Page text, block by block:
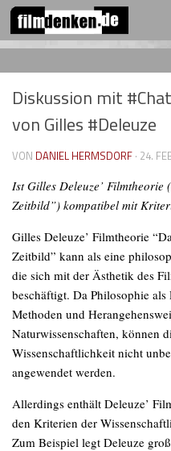
Zum Inhalt springenFOLGEN:
Diskussion mit
von Gilles #Deleuze
VON DANIEL HERMSDORF · 24.
Ist Gilles Deleuze’ Filmtheorie
Zeitbild”) kompatibel mit
Gilles Deleuze’ Filmtheorie
Zeitbild” kann als eine
die sich mit der Ästhetik des
beschäftigt. Da Philosophie
Methoden und
Naturwissenschaften, können
Wissenschaftlichkeit nicht
angewendet werden.
Allerdings enthält Deleuze’
den Kriterien der
Zum Beispiel legt Deleuze